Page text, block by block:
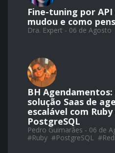
Fine-tuning por API
mudou e como
Dra. Expert - 06 de Agosto
BH
solução Saas de
escalável com
PostgreSQL
Pedro Guimarães - 06 de
#Ruby #PostgreSQL #